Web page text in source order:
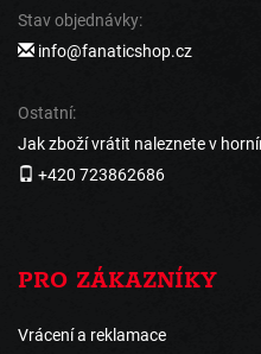
Stav objednávky:
info@fanaticshop.cz
Ostatní:
Jak zboží vrátit naleznete v
+420 723862686
PRO ZÁKAZNÍKY
Vrácení a reklamace